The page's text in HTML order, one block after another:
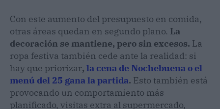
Con este aumento del presupuesto en comida,
otras áreas quedan en segundo plano. La
decoración se mantiene, pero sin excesos. La
ropa festiva también cede ante la realidad: si
hay que priorizar, la cena de Nochebuena o el
menú del 25 gana la partida. Esto también está
provocando un comportamiento más
planificado, visitas extra al supermercado,